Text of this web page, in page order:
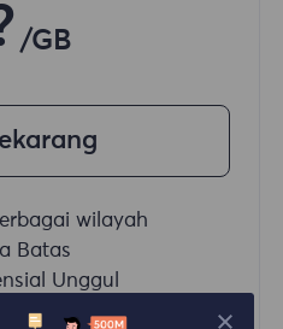
/GB
wilayah
Batas
Unggul